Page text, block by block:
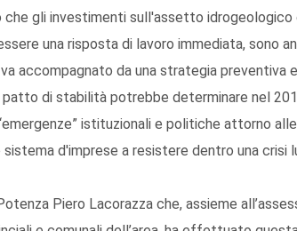
che gli investimenti sull'assetto idrogeologico
una risposta di lavoro immediata, sono
accompagnato da una strategia preventiva
di stabilità potrebbe determinare nel
istituzionali e politiche attorno
d'imprese a resistere dentro una crisi
Piero Lacorazza che, assieme